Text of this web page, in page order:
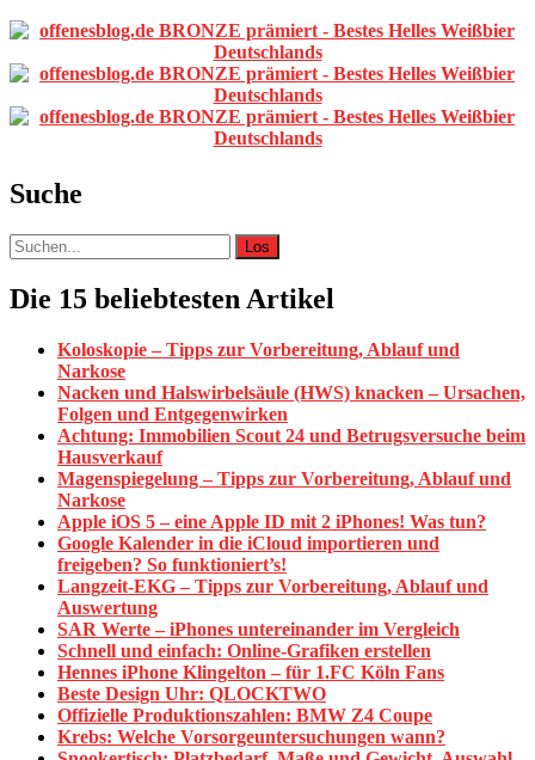
Primäre
Sidebar
Suche
Suche
nach:
Die 15 beliebtesten Artikel
Koloskopie – Tipps zur Vorbereitung, Ablauf und
Narkose
Nacken und Halswirbelsäule (HWS) knacken – Ursachen,
Folgen und Entgegenwirken
Achtung: Immobilien Scout 24 und Betrugsversuche beim
Hausverkauf
Magenspiegelung – Tipps zur Vorbereitung, Ablauf und
Narkose
Apple iOS 5 – eine Apple ID mit 2 iPhones! Was tun?
Google Kalender in die iCloud importieren und
freigeben? So funktioniert’s!
Langzeit-EKG – Tipps zur Vorbereitung, Ablauf und
Auswertung
SAR Werte – iPhones untereinander im Vergleich
Schnell und einfach: Online-Grafiken erstellen
Hennes iPhone Klingelton – für 1.FC Köln Fans
Beste Design Uhr: QLOCKTWO
Offizielle Produktionszahlen: BMW Z4 Coupe
Krebs: Welche Vorsorgeuntersuchungen wann?